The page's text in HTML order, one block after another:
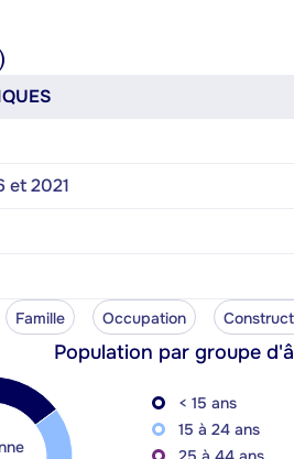
et 2021
Famille Occupation
Population par groupe
< 15 ans
15 à 24 ans